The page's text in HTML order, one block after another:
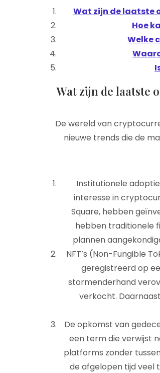
Wat zijn de laatste
Hoe
Welke
Wat zijn de laatste
De wereld van
nieuwe trends die de
Institutionele
interesse in
Square, hebben
hebben traditionele
plannen
NFT’s (Non-Fungible
geregistreerd op
stormenderhand
verkocht.
De opkomst van
een term die verwijst
platforms zonder
de afgelopen tijd veel